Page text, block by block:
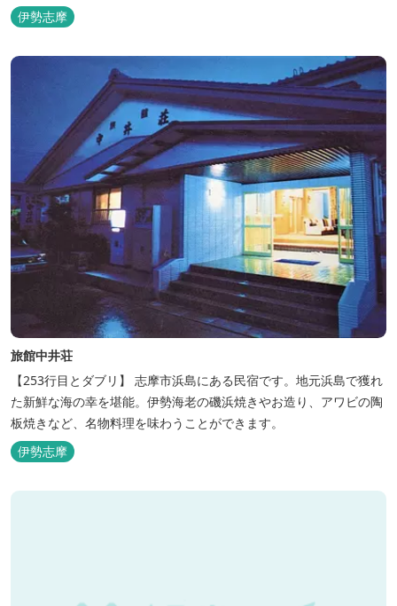
の新鮮な海の幸をふんだんに使った味覚自慢の人情味あふれる温泉
宿です。
伊勢志摩
旅館中井荘
【253行目とダブリ】 志摩市浜島にある民宿です。地元浜島で獲れ
た新鮮な海の幸を堪能。伊勢海老の磯浜焼きやお造り、アワビの陶
板焼きなど、名物料理を味わうことができます。
伊勢志摩